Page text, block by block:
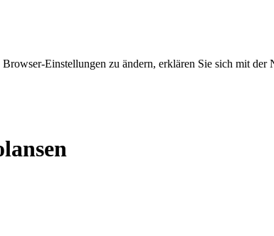
Einstellungen zu ändern, erklären Sie sich mit der